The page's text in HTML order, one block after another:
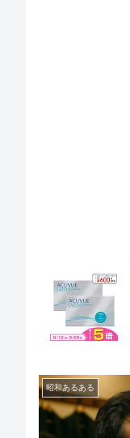
昭和あるある